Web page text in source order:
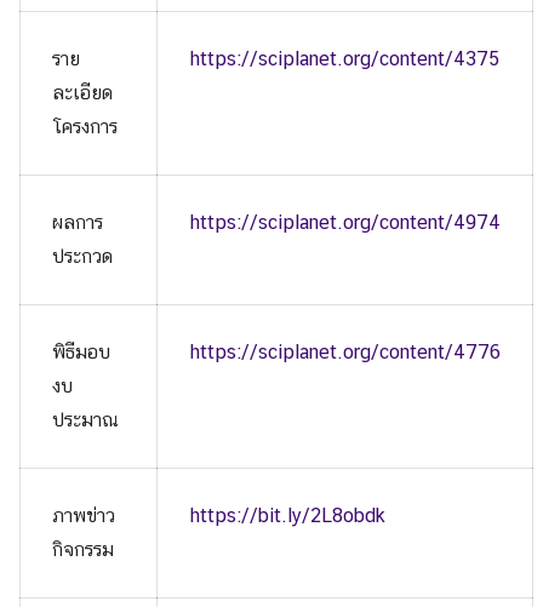
for:
ราย
ละเอียด
โครงการ
https://sciplanet.org/content/4375
ผลการ
ประกวด
https://sciplanet.org/content/4974
พิธีมอบ
งบ
ประมาณ
https://sciplanet.org/content/4776
ภาพข่าว
กิจกรรม
https://bit.ly/2L8obdk